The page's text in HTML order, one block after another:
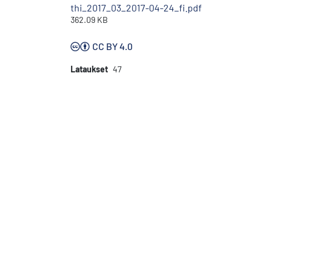
thi_2017_03_2017-04-24_fi.pdf
362.09 KB
CC BY 4.0
Lataukset 47